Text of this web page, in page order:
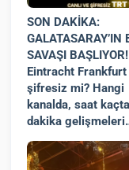
SON DAKİKA:
GALATASARAY’IN
SAVAŞI BAŞLIYOR!
Eintracht Frankfurt
şifresiz mi? Hangi
kanalda, saat
dakika